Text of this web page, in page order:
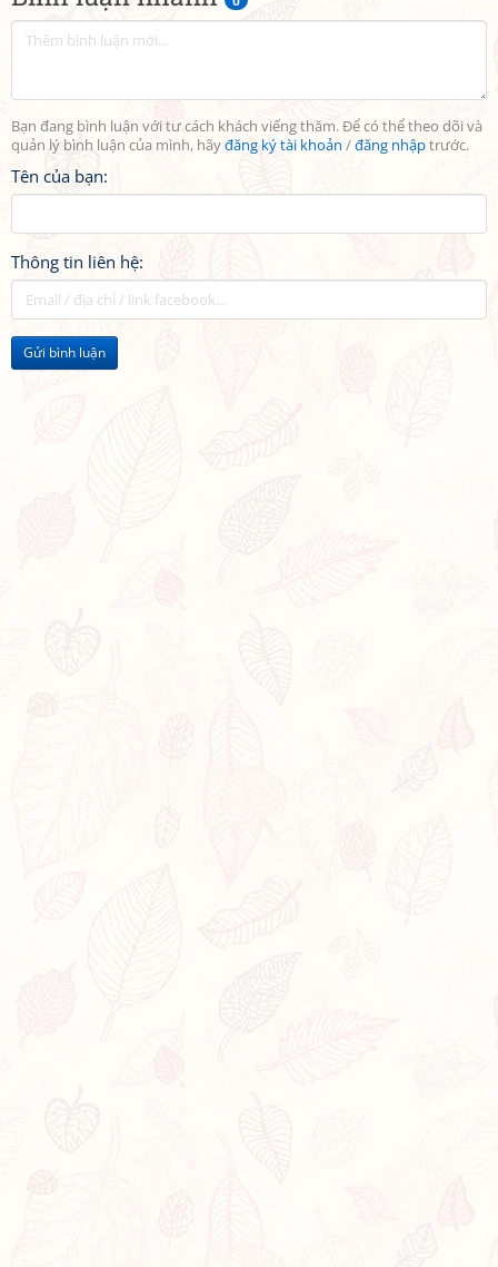
Bạn đang bình luận với tư cách khách viếng thăm. Để có thể theo dõi và
quản lý bình luận của mình, hãyđăng ký tài khoản /đăng nhậptrước.
Tên của bạn:
Thông tin liên hệ:
Gửi bình luận